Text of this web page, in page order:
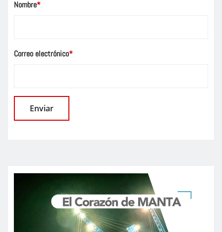
Nombre*
Correo electrónico*